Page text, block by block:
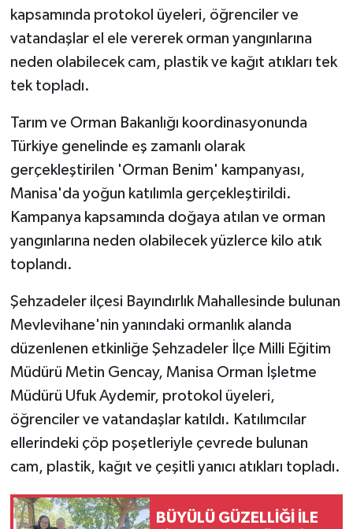
kapsamında protokol üyeleri, öğrenciler ve
vatandaşlar el ele vererek orman yangınlarına
neden olabilecek cam, plastik ve kağıt atıkları tek
tek topladı.
Tarım ve Orman Bakanlığı koordinasyonunda
Türkiye genelinde eş zamanlı olarak
gerçekleştirilen 'Orman Benim' kampanyası,
Manisa'da yoğun katılımla gerçekleştirildi.
Kampanya kapsamında doğaya atılan ve orman
yangınlarına neden olabilecek yüzlerce kilo atık
toplandı.
Şehzadeler ilçesi Bayındırlık Mahallesinde bulunan
Mevlevihane'nin yanındaki ormanlık alanda
düzenlenen etkinliğe Şehzadeler İlçe Milli Eğitim
Müdürü Metin Gencay, Manisa Orman İşletme
Müdürü Ufuk Aydemir, protokol üyeleri,
öğrenciler ve vatandaşlar katıldı. Katılımcılar
ellerindeki çöp poşetleriyle çevrede bulunan
cam, plastik, kağıt ve çeşitli yanıcı atıkları topladı.
BÜYÜLÜ GÜZELLİĞİ İLE